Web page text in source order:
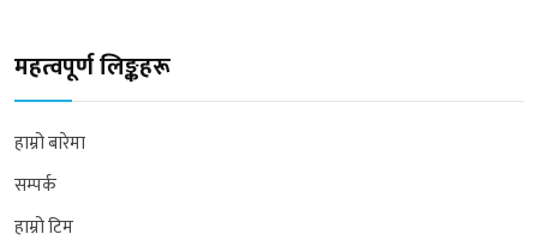
महत्वपूर्ण लिङ्कहरू
हाम्रो बारेमा
सम्पर्क
हाम्रो टिम